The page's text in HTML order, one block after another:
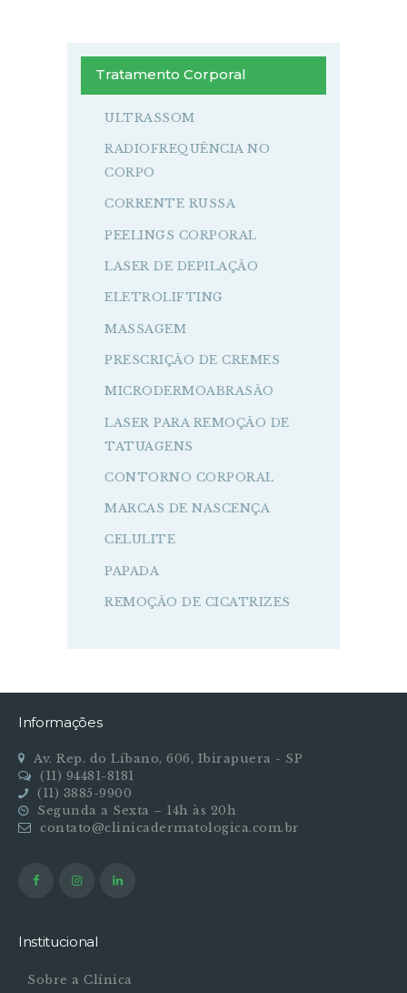
Tratamento Corporal
ULTRASSOM
RADIOFREQUÊNCIA NO
CORPO
CORRENTE RUSSA
PEELINGS CORPORAL
LASER DE DEPILAÇÃO
ELETROLIFTING
MASSAGEM
PRESCRIÇÃO DE CREMES
MICRODERMOABRASÃO
LASER PARA REMOÇÃO DE
TATUAGENS
CONTORNO CORPORAL
MARCAS DE NASCENÇA
CELULITE
PAPADA
REMOÇÃO DE CICATRIZES
Informações
Av. Rep. do Líbano, 606, Ibirapuera - SP
(11) 94481-8181
(11) 3885-9900
Segunda a Sexta – 14h às 20h
contato@clinicadermatologica.com.br
Institucional
Sobre a Clínica